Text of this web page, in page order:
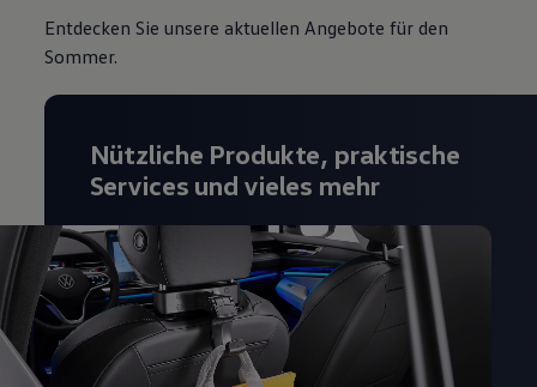
Entdecken Sie unsere aktuellen Angebote für den
Sommer.
Nützliche Produkte, praktische
Services und vieles mehr